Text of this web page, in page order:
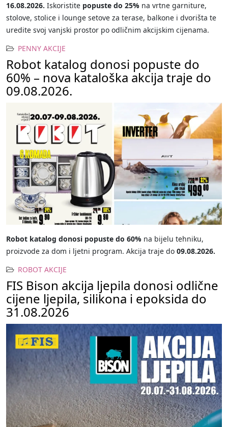
16.08.2026. Iskoristite popuste do 25% na vrtne garniture,
stolove, stolice i lounge setove za terase, balkone i dvorišta te
uredite svoj vanjski prostor po odličnim akcijskim cijenama.
PENNY AKCIJE
Robot katalog donosi popuste do
60% – nova kataloška akcija traje do
09.08.2026.
Robot katalog donosi popuste do 60% na bijelu tehniku,
proizvode za dom i ljetni program. Akcija traje do 09.08.2026.
ROBOT AKCIJE
FIS Bison akcija ljepila donosi odlične
cijene ljepila, silikona i epoksida do
31.08.2026